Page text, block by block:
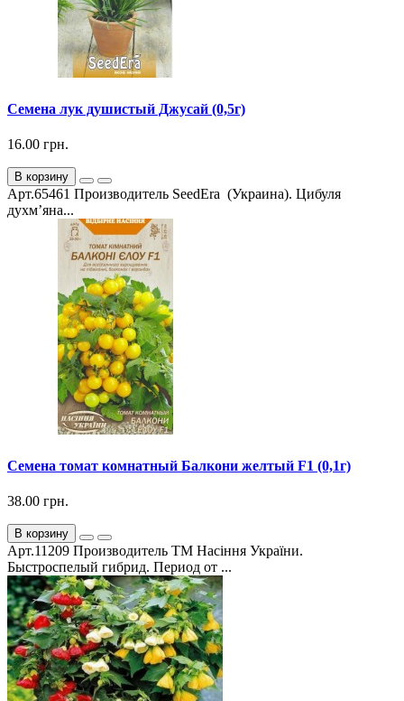
Семена лук душистый Джусай (0,5г)
16.00 грн.
В корзину
Арт.65461 Производитель SeedEra (Украина). Цибуля
духм’яна...
Семена томат комнатный Балкони желтый F1 (0,1г)
38.00 грн.
В корзину
Арт.11209 Производитель ТМ Насіння України.
Быстроспелый гибрид. Период от ...